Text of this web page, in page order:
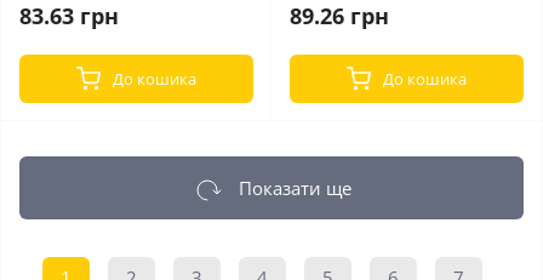
83.63 грн
До кошика
89.26 грн
До кошика
Показати ще